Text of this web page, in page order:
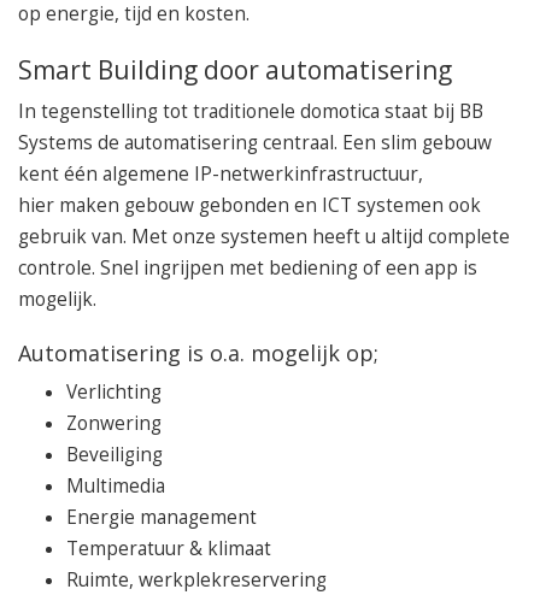
op energie, tijd en kosten.
Smart Building door automatisering
In tegenstelling tot traditionele domotica staat bij BB
Systems de automatisering centraal. Een slim gebouw
kent één algemene IP-netwerkinfrastructuur,
hier maken gebouw gebonden en ICT systemen ook
gebruik van. Met onze systemen heeft u altijd complete
controle. Snel ingrijpen met bediening of een app is
mogelijk.
Automatisering is o.a. mogelijk op;
Verlichting
Zonwering
Beveiliging
Multimedia
Energie management
Temperatuur & klimaat
Ruimte, werkplekreservering